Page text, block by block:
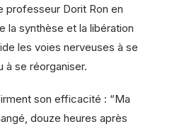
professeur Dorit Ron en
la synthèse et la libération
les voies nerveuses à se
à se réorganiser.
son efficacité : “Ma
douze heures après